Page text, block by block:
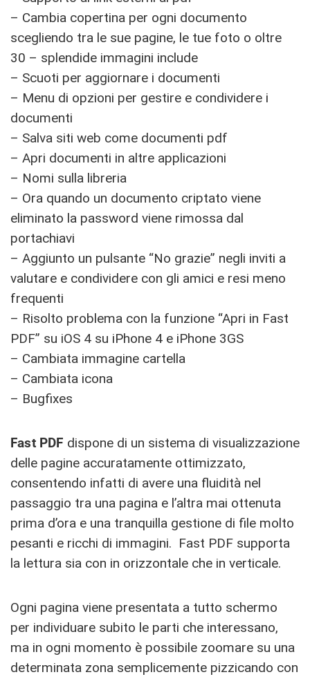
– Cambia copertina per ogni documento
scegliendo tra le sue pagine, le tue foto o oltre
30 – splendide immagini include
– Scuoti per aggiornare i documenti
– Menu di opzioni per gestire e condividere i
documenti
– Salva siti web come documenti pdf
– Apri documenti in altre applicazioni
– Nomi sulla libreria
– Ora quando un documento criptato viene
eliminato la password viene rimossa dal
portachiavi
– Aggiunto un pulsante “No grazie” negli inviti a
valutare e condividere con gli amici e resi meno
frequenti
– Risolto problema con la funzione “Apri in Fast
PDF” su iOS 4 su iPhone 4 e iPhone 3GS
– Cambiata immagine cartella
– Cambiata icona
– Bugfixes
Fast PDF dispone di un sistema di visualizzazione
delle pagine accuratamente ottimizzato,
consentendo infatti di avere una fluidità nel
passaggio tra una pagina e l’altra mai ottenuta
prima d’ora e una tranquilla gestione di file molto
pesanti e ricchi di immagini. Fast PDF supporta
la lettura sia con in orizzontale che in verticale.
Ogni pagina viene presentata a tutto schermo
per individuare subito le parti che interessano,
ma in ogni momento è possibile zoomare su una
determinata zona semplicemente pizzicando con